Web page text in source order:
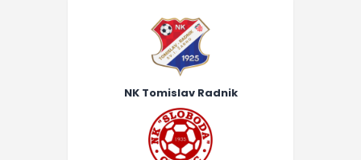
NK Tomislav Radnik